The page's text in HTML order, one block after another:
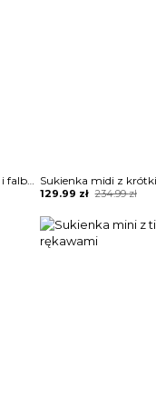
Sukienka maxi z brokatową górą i falbaną
234.99zł
Original
was:
234.99 zł.
129.99 zł
Current
is:
129.99 zł.